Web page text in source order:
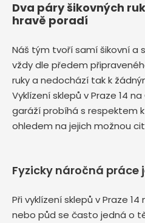
Dva páry šikovných
hravě poradí
Náš tým tvoří samí šikovní a
vždy dle předem
ruky a nedochází tak k
Vyklízení sklepů v Praze 14
garáží probíhá s respektem
ohledem na jejich možnou
Fyzicky náročná práce
Při vyklízení sklepů v Praze
nebo půd se často jedná o